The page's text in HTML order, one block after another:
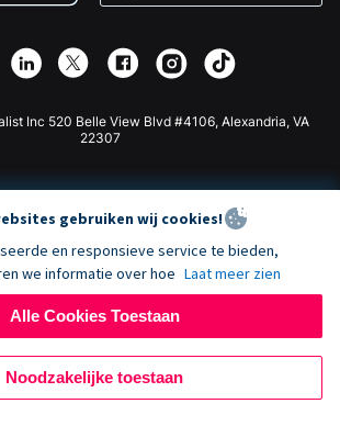
App
Inc 520 Belle View Blvd #4106, Alexandria, VA
22307
gebruiken wij cookies!
en responsieve service te bieden,
we informatie over hoe Laat meer zien
Alle Cookies Toestaan
Noodzakelijke toestaan